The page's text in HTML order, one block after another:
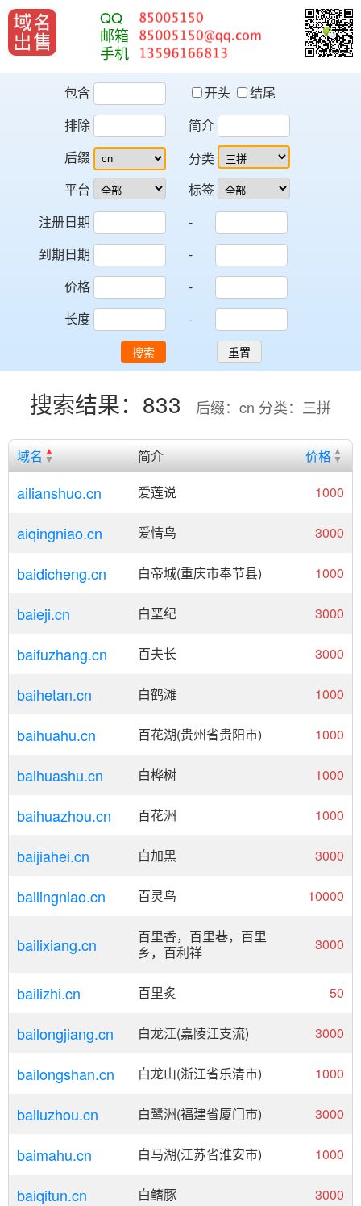
QQ
邮箱
手机
包含 开头
结尾
排除
简介
后缀
平台
分类
标签
注册日期
-
到期日期
-
价格
-
长度
-
搜索 重置
搜索结果：833 后缀：cn 分类：三拼
域名 简介 价格
ailianshuo.cn 爱莲说 1000
aiqingniao.cn 爱情鸟 3000
baidicheng.cn 白帝城(重庆市奉节县) 1000
baieji.cn 白垩纪 3000
baifuzhang.cn 百夫长 3000
baihetan.cn 白鹤滩 1000
baihuahu.cn 百花湖(贵州省贵阳市) 1000
baihuashu.cn 白桦树 1000
baihuazhou.cn 百花洲 1000
baijiahei.cn 白加黑 3000
bailingniao.cn 百灵鸟 10000
bailixiang.cn
百里香，百里巷，百里
乡，百利祥
3000
bailizhi.cn 百里炙 50
bailongjiang.cn 白龙江(嘉陵江支流) 3000
bailongshan.cn 白龙山(浙江省乐清市) 1000
bailuzhou.cn 白鹭洲(福建省厦门市) 3000
baimahu.cn 白马湖(江苏省淮安市) 1000
baiqitun.cn 白鳍豚 3000